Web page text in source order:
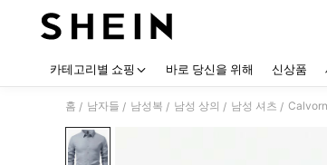
카테고리별 쇼핑 바로 당신을 위해 신상품
홈 / 남자들 / 남성복 / 남성 상의 / 남성 셔츠 /